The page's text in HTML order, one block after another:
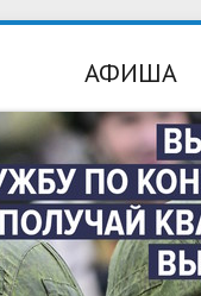
АФИША